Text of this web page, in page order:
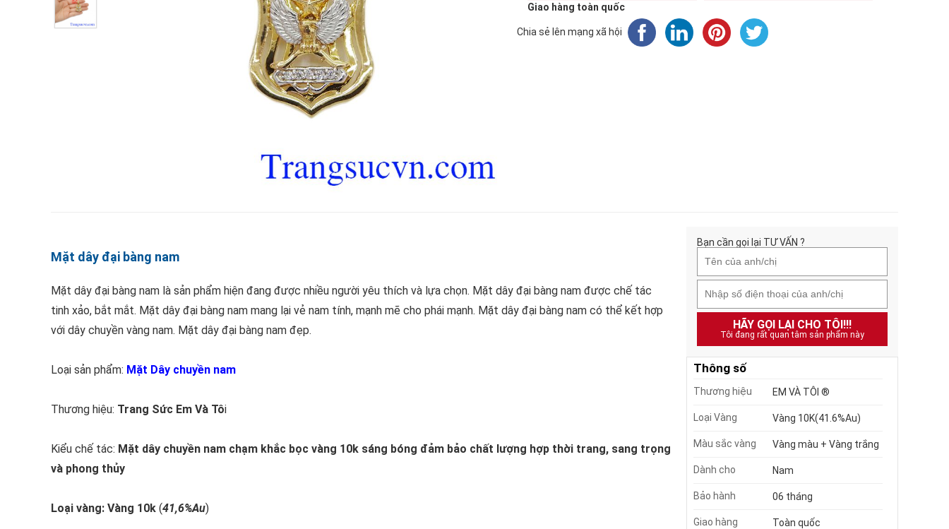
Giao hàng toàn quốc
Chia sẻ lên mạng xã hội
Mặt dây đại bàng nam
Mặt dây đại bàng nam là sản phẩm hiện đang được nhiều người yêu thích và lựa chọn. Mặt dây đại bàng nam được chế tác
tinh xảo, bắt mắt. Mặt dây đại bàng nam mang lại vẻ nam tính, mạnh mẽ cho phái mạnh. Mặt dây đại bàng nam có thể kết hợp
với dây chuyền vàng nam. Mặt dây đại bàng nam đẹp.
Loại sản phẩm: Mặt Dây chuyền nam
Thương hiệu: Trang Sức Em Và Tôi
Kiểu chế tác: Mặt dây chuyền nam chạm khắc bọc vàng 10k sáng bóng đảm bảo chất lượng hợp thời trang, sang trọng
và phong thủy
Loại vàng: Vàng 10k (41,6%Au)
Bạn cần gọi lại TƯ VẤN ?
HÃY GỌI LẠI CHO TÔI!!!
Tôi đang rất quan tâm sản phẩm này
Thông số
Thương hiệu EM VÀ TÔI ®
Loại Vàng Vàng 10K(41.6%Au)
Màu sắc vàng Vàng màu + Vàng trắng
Dành cho Nam
Bảo hành 06 tháng
Giao hàng Toàn quốc